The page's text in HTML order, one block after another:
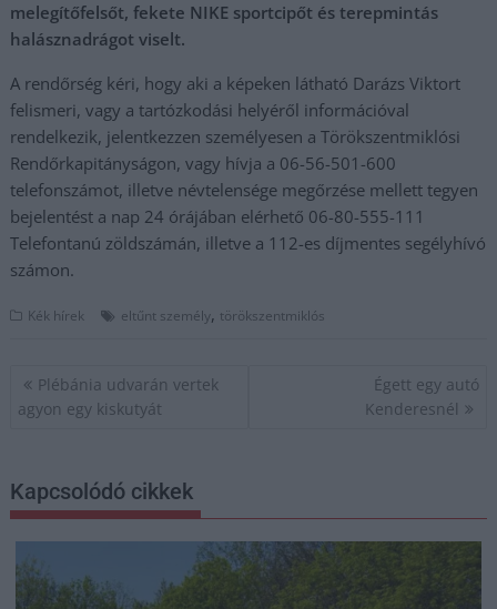
melegítőfelsőt, fekete NIKE sportcipőt és terepmintás
halásznadrágot viselt.
A rendőrség kéri, hogy aki a képeken látható Darázs Viktort
felismeri, vagy a tartózkodási helyéről információval
rendelkezik, jelentkezzen személyesen a Törökszentmiklósi
Rendőrkapitányságon, vagy hívja a 06-56-501-600
telefonszámot, illetve névtelensége megőrzése mellett tegyen
bejelentést a nap 24 órájában elérhető 06-80-555-111
Telefontanú zöldszámán, illetve a 112-es díjmentes segélyhívó
számon.
Kék hírek eltűnt személy, törökszentmiklós
Bejegyzés
navigáció
Plébánia udvarán vertek
agyon egy kiskutyát
Égett egy autó
Kenderesnél
Kapcsolódó cikkek